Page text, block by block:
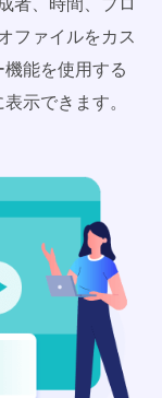
者、時間、プロ
ファイルをカス
能を使用する
示できます。